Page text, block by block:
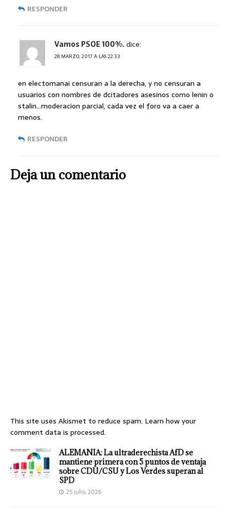
RESPONDER
Vamos PSOE 100%.dice:
28 MARZO, 2017 A LAS 22:33
en electomanai censuran a la derecha, y no censuran a
usuarios con nombres de dcitadores asesinos como lenin o
stalin…moderacion parcial, cada vez el foro va a caer a
menos.
RESPONDER
Deja un comentario
This site uses Akismet to reduce spam. Learn how your
comment data is processed.
ALEMANIA: La ultraderechista AfD se
mantiene primera con 5 puntos de ventaja
sobre CDU/CSU y Los Verdes superan al
SPD
25 julio, 2026